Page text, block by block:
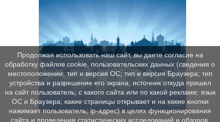
Продолжая использовать наш сайт, вы даете согласие на
обработку файлов cookie, пользовательских данных (сведения о
местоположении; тип и версия ОС; тип и версия Браузера; тип
устройства и разрешение его экрана; источник откуда пришел
на сайт пользователь; с какого сайта или по какой рекламе; язык
ОС и Браузера; какие страницы открывает и на какие кнопки
нажимает пользователь; ip-адрес) в целях функционирования
сайта и проведения статистических исследований и обзоров.